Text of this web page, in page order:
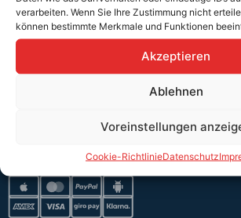
verarbeiten. Wenn Sie Ihre Zustimmung nicht
können bestimmte Merkmale und Funktionen
Akzeptieren
Ablehnen
Voreinstellungen
Cookie-RichtlinieDatenschutz
Widerrufsbelehrung
Rücknahmen & Gewährleistung
Sicher bezahlen